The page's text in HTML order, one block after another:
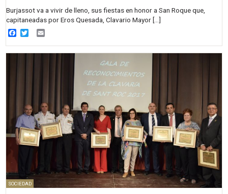
Burjassot va a vivir de lleno, sus fiestas en honor a San Roque que,
capitaneadas por Eros Quesada, Clavario Mayor […]
Facebook
Twitter
SOCIEDAD